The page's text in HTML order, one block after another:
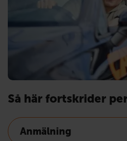
Så här fortskrider
Anmälning